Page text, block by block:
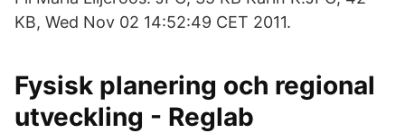
KB, Wed Nov 02 14:52:49 CET 2011.
Fysisk planering och regional
utveckling - Reglab